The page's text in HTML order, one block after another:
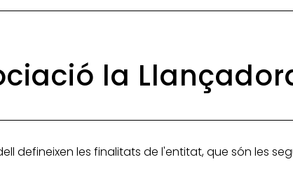
la
defineixen les finalitats de l'entitat, que són les